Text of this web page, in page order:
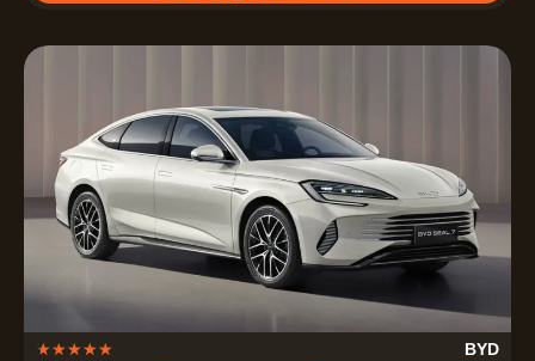
7
f
BYD
★
★
★
★
★